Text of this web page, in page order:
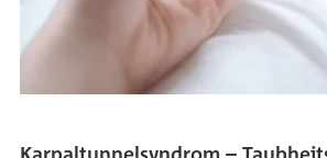
Karpaltunnelsyndrom –